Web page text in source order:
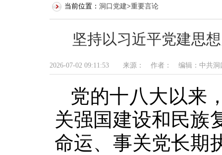
当前位置： 洞口党建>重要言论
坚持以习近平党建思
2026-07-02 09:11:53 来源： 作者： 编辑：中共
党的十八大以来
关强国建设和民族
命运、事关党长期